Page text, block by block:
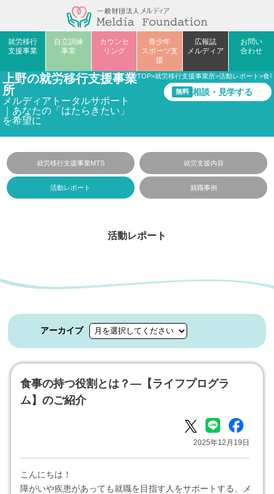
就労移行
支援事業
自立訓練
事業
カウンセ
リング
青少年
スポーツ支
援
広報誌
メルディア
お問い
合わせ
上野の就労移行支援事業
所
メルディアトータルサポート
｜あなたの「はたらきたい」
を希望に
TOP>就労移行支援事業所>活動レポート>食
無料 相談・見学する
就労移行支援事業MTS 就労支援内容
活動レポート 就職事例
活動レポート
アーカイブ
食事の持つ役割とは？―【ライフプログラ
ム】のご紹介
2025年12月19日
こんにちは！
障がいや疾患があっても就職を目指す人をサポートする、メ